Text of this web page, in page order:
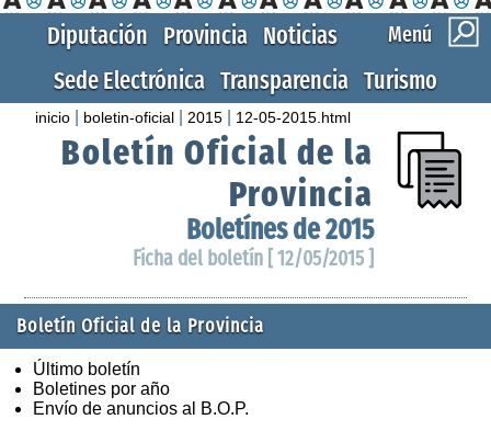
Menú
Diputación Provincia Noticias
Sede Electrónica Transparencia Turismo
inicio boletin-oficial 2015 12-05-2015.html
Boletín Oficial de la
Provincia
Boletínes de 2015
Ficha del boletín [ 12/05/2015 ]
Boletín Oficial de la Provincia
Último boletín
Boletines por año
Envío de anuncios al B.O.P.